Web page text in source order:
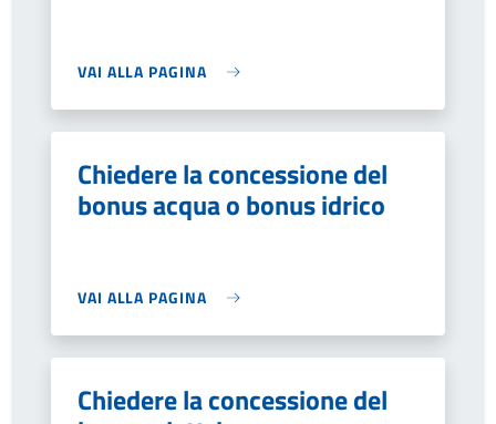
VAI ALLA PAGINA
Chiedere la concessione del
bonus acqua o bonus idrico
VAI ALLA PAGINA
Chiedere la concessione del